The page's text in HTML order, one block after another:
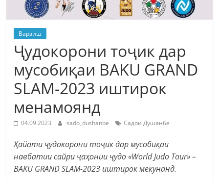
Варзиш
Ҷудокорони тоҷик дар
мусобиқаи BAKU GRAND
SLAM-2023 иштирок
менамоянд
04.09.2023 sado_dushanbe Садои Душанбе
Ҳайати ҷудокорони тоҷик дар мусобиқаи
навбатии сайри ҷаҳонии ҷудо «World Judo Tour» –
BAKU GRAND SLAM-2023 иштирок мекунанд.